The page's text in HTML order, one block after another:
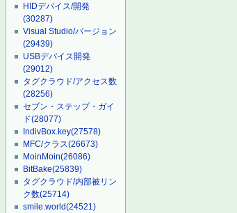
HIDデバイス/開発
(30287)
Visual Studio/バージョン
(29439)
USBデバイス開発
(29012)
タグクラウド/アクセス数
(28256)
セブン・ステップ・ガイ
ド(28077)
IndivBox.key(27578)
MFC/クラス(26673)
MoinMoin(26086)
BitBake(25839)
タグクラウド/内部被リン
ク数(25714)
smile.world(24521)